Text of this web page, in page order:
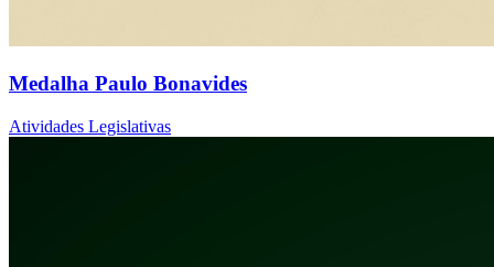
Medalha Paulo Bonavides
Atividades Legislativas